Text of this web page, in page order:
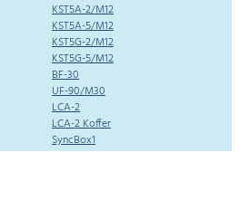
KST5A-2/M12
KST5A-5/M12
KST5G-2/M12
KST5G-5/M12
BF-30
UF-90/M30
LCA-2
LCA-2 Koffer
SyncBox1